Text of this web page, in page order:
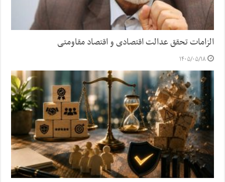
الزامات تحقق عدالت اقتصادی و اقتصاد مقاومتی
۱۴۰۵/۰۵/۱۸